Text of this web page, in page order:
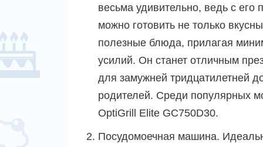
весьма удивительно, ведь с
можно готовить не только
полезные блюда, прилагая
усилий. Он станет отличным
для замужней тридцатилетней
родителей. Среди популярных
OptiGrill Elite GC750D30.
Посудомоечная машина.